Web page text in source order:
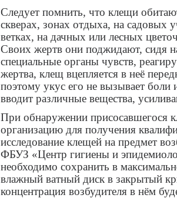
Следует помнить, что клещи
скверах, зонах отдыха, на
ветках, на дачных или лесных
Своих жертв они поджидают, сидя
специальные органы чувств,
жертва, клещ вцепляется в неё
поэтому укус его не вызывает
вводит различные вещества,
При обнаружении присосавшегося
организацию для получения
исследование клещей на предмет
ФБУЗ «Центр гигиены и
необходимо сохранить в
влажный ватный диск в закрытый
концентрация возбудителя в нём